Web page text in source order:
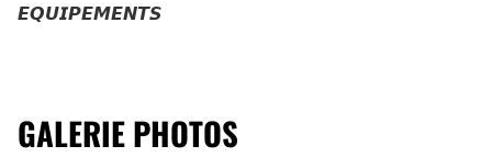
𝙀𝙌𝙐𝙄𝙋𝙀𝙈𝙀𝙉𝙏𝙎
GALERIE PHOTOS